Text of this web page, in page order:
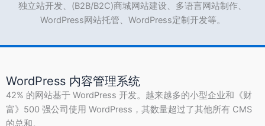
独立站开发、(B2B/B2C)商城网站建设、多语言网站制作、
WordPress网站托管、WordPress定制开发等。
WordPress 内容管理系统
42% 的网站基于 WordPress 开发。越来越多的小型企业和《财
富》500 强公司使用 WordPress，其数量超过了其他所有 CMS
的总和。